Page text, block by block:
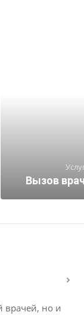
Вызов
врачей, но и